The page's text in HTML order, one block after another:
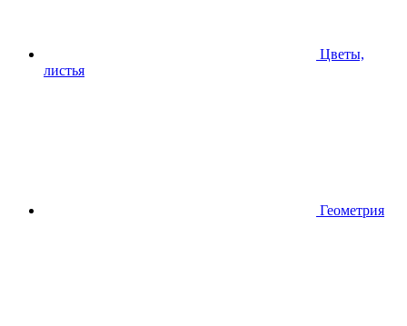
Цветы,
листья
Геометрия